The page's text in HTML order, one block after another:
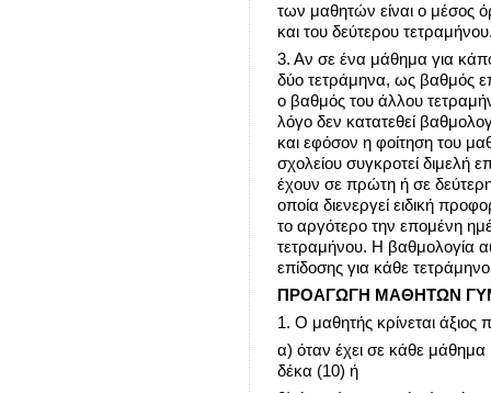
των μαθητών είναι ο μέσος
και του δεύτερου
3. Αν σε ένα μάθημα για
δύο τετράμηνα, ως βαθμός
ο βαθμός του άλλου
λόγο δεν κατατεθεί
και εφόσον η φοίτηση του
σχολείου συγκροτεί διμελή
έχουν σε πρώτη ή σε
οποία διενεργεί ειδική
το αργότερο την επομένη
τετραμήνου. Η βαθμολογία
επίδοσης για κάθε
ΠΡΟΑΓΩΓΗ ΜΑΘΗΤΩΝ
1. Ο μαθητής κρίνεται
α) όταν έχει σε κάθε μάθημα
δέκα (10) ή